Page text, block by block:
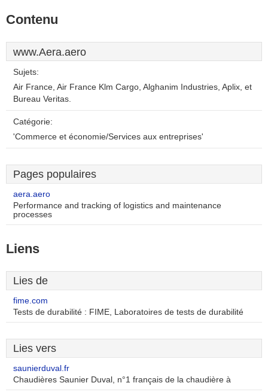
Contenu
www.Aera.aero
Sujets:
Air France, Air France Klm Cargo, Alghanim Industries, Aplix, et
Bureau Veritas.
Catégorie:
'Commerce et économie/Services aux entreprises'
Pages populaires
aera.aero
Performance and tracking of logistics and maintenance
processes
Liens
Lies de
fime.com
Tests de durabilité : FIME, Laboratoires de tests de durabilité
Lies vers
saunierduval.fr
Chaudières Saunier Duval, n°1 français de la chaudière à